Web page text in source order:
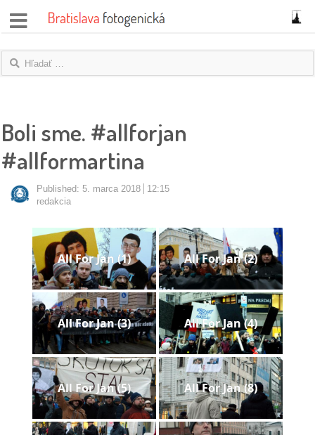
správy
|
blogy
rozhovory
protesty
granty
pozvánky
Historický
kalendár
zákony
Boli sme. #allforjan
#allformartina
Published: 5. marca 2018
12:15
redakcia
All For Jan (1) All For Jan (2)
All For Jan (3) All For Jan (4)
All For Jan (5) All For Jan (8)